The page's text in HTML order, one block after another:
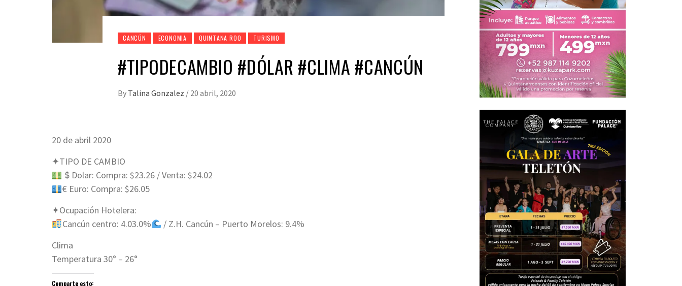
CANCÚN ECONOMIA QUINTANA ROO TURISMO
#TIPODECAMBIO #DÓLAR #CLIMA #CANCÚN
By Talina Gonzalez / 20 abril, 2020
20 de abril 2020
✦TIPO DE CAMBIO
＄Dolar: Compra: $23.26 / Venta: $24.02
€ Euro: Compra: $26.05
✦Ocupación Hotelera:
Cancún centro: 4.03.0%
/ Z.H. Cancún – Puerto Morelos: 9.4%
Clima
Temperatura 30° – 26°
Comparte esto: